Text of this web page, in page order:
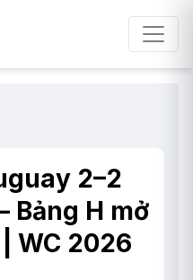
2–2
Bảng H mở
WC 2026